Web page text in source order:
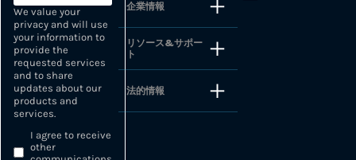
We value your
privacy and will use
your information to
provide the
requested services
and to share
updates about our
products and
services.
I agree to receive
other
企業情報
リソース&サポー
ト
法的情報